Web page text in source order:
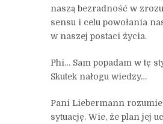
naszą bezradność w
sensu i celu powołania
w naszej postaci życia.
Phi… Sam popadam w tę
Skutek nałogu wiedzy…
Pani Liebermann
sytuację. Wie, że plan jej